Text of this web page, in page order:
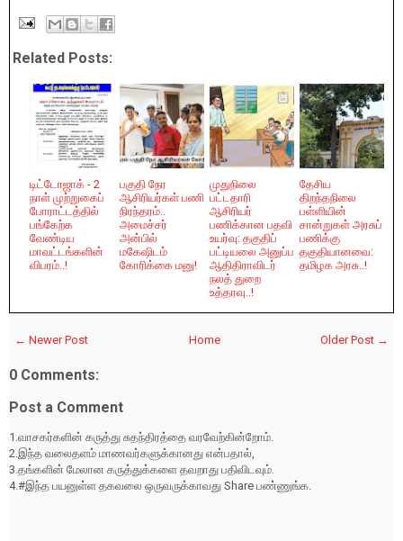
Related Posts:
டிட்டோஜாக் - 2
நாள் முற்றுகைப்
போராட்டத்தில்
பங்கேற்க
வேண்டிய
மாவட்டங்களின்
விபரம்..!
பகுதி நேர
ஆசிரியர்கள் பணி
நிரந்தரம்..
அமைச்சர்
அன்பில்
மகேஷிடம்
கோரிக்கை மனு!
முதுநிலை
பட்டதாரி
ஆசிரியர்
பணிக்கான பதவி
உயர்வு: தகுதிப்
பட்டியலை அனுப்ப
ஆதிதிராவிடர்
நலத் துறை
உத்தரவு..!
தேசிய
திறந்தநிலை
பள்ளியின்
சான்றுகள் அரசுப்
பணிக்கு
தகுதியானவை:
தமிழக அரசு..!
← Newer Post Older Post →
Home
0 Comments:
Post a Comment
1.வாசகர்களின் கருத்து சுதந்திரத்தை வரவேற்கின்றோம்.
2.இந்த வலைதளம் மாணவர்களுக்கானது என்பதால்,
3.தங்களின் மேலான கருத்துக்களை தவறாது பதிவிடவும்.
4.#இந்த பயனுள்ள தகவலை ஒருவருக்காவது Share பண்ணுங்க.